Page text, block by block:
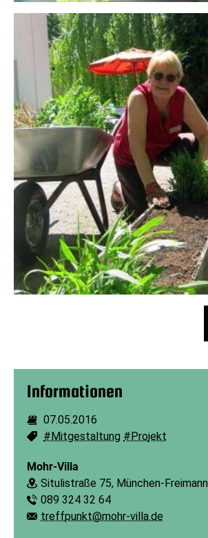
Informationen
Dauer:
07.05.2016
Schlagworte:
#Mitgestaltung #Projekt
Mohr-Villa
Ort:
Situlistraße 75, München-Freimann
Telefon:
089 324 32 64
E-Mail:
treffpunkt@mohr-villa.de